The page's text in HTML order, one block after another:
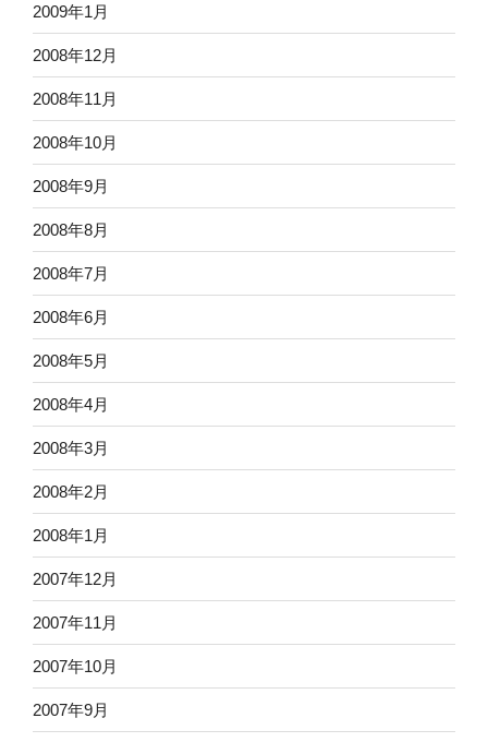
2009年1月
2008年12月
2008年11月
2008年10月
2008年9月
2008年8月
2008年7月
2008年6月
2008年5月
2008年4月
2008年3月
2008年2月
2008年1月
2007年12月
2007年11月
2007年10月
2007年9月